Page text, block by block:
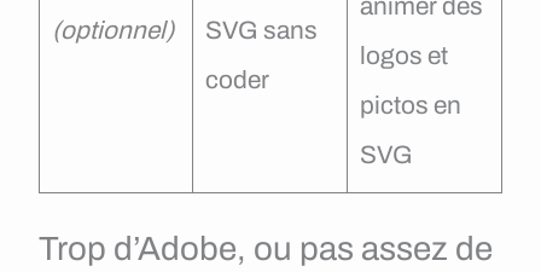
(optionnel)
SVG sans
coder
animer des
logos et
pictos en
SVG
Trop d’Adobe, ou pas assez de